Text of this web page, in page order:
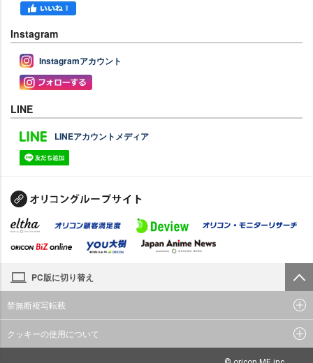
Instagram
Instagramアカウント
LINE
LINEアカウントメディア
PC版に切り替え
禁無断複写転載
クッキーの使用について